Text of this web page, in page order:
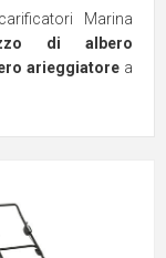
Marina
di albero
arieggiatore a